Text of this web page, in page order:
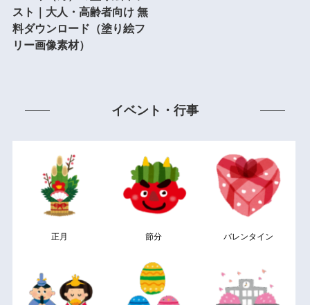
スト｜大人・高齢者向け 無
料ダウンロード（塗り絵フ
リー画像素材）
イベント・行事
正月 節分 バレンタイン